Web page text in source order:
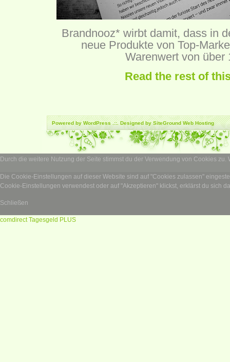
Brandnooz* wirbt damit, dass in
neue Produkte von Top-
Warenwert von über
Read the rest of
Powered byWordPress.::. Designed by SiteGroundWeb Hosting
Durch die weitere Nutzung der Seite stimmst du der Verwendung von Cookies zu.
Die Cookie-Einstellungen auf dieser Website sind auf "Cookies zulassen"
Cookie-Einstellungen verwendest oder auf "Akzeptieren" klickst, erklärst du sich
Schließen
comdirect Tagesgeld PLUS